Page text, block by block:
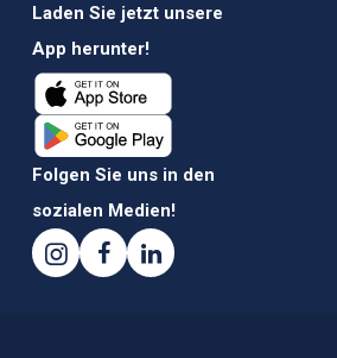
Laden Sie jetzt unsere
App herunter!
Folgen Sie uns in den
sozialen Medien!